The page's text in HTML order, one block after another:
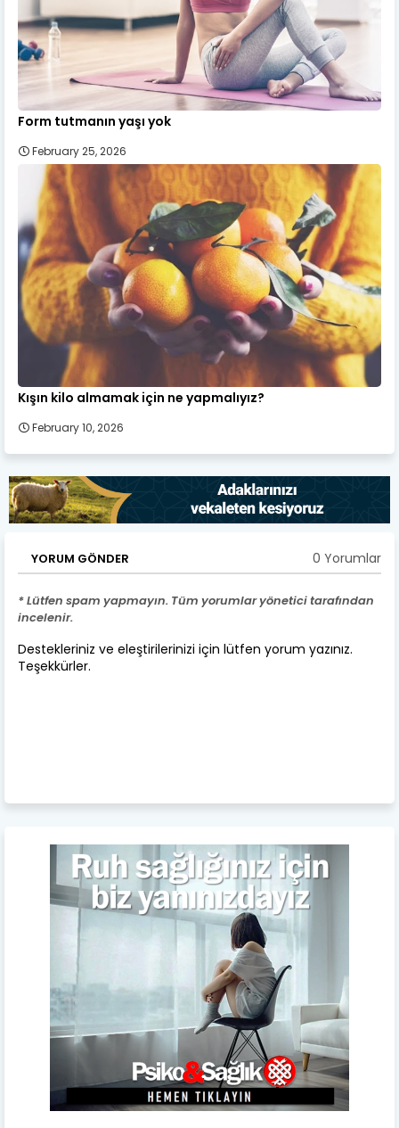
Form tutmanın yaşı yok
February 25, 2026
Kışın kilo almamak için ne yapmalıyız?
February 10, 2026
YORUM GÖNDER 0 Yorumlar
* Lütfen spam yapmayın. Tüm yorumlar yönetici tarafından
incelenir.
Destekleriniz ve eleştirilerinizi için lütfen yorum yazınız.
Teşekkürler.